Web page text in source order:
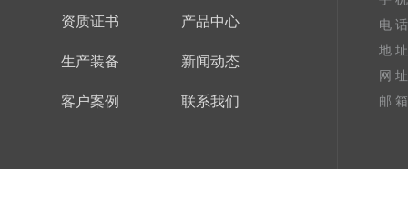
资质证书 产品中心
生产装备 新闻动态
客户案例 联系我们
电
地
网
邮